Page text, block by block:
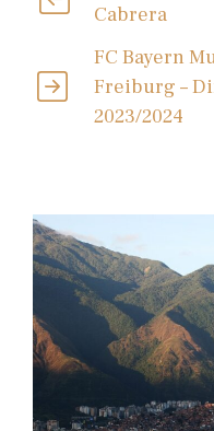
Cabrera
FC Bayern
Freiburg –
2023/2024